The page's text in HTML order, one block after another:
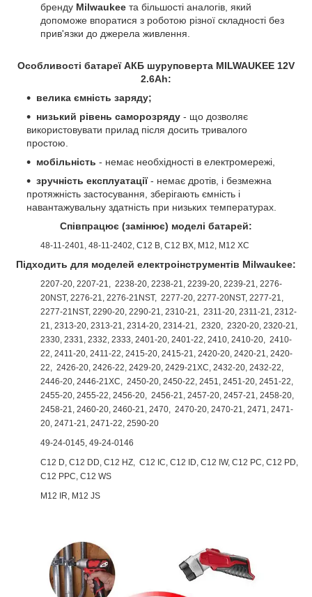
бренду Milwaukee та більшості аналогів, який
допоможе впоратися з роботою різної складності без
прив'язки до джерела живлення.
Особливості батареї АКБ шуруповерта MILWAUKEE 12V
2.6Ah:
велика ємність заряду;
низький рівень саморозряду - що дозволяє
використовувати прилад після досить тривалого
простою.
мобільність - немає необхідності в електромережі,
зручність експлуатації- немає дротів, і безмежна
протяжність застосування, зберігають ємність і
навантажувальну здатність при низьких температурах.
Співпрацює (замінює) моделі батарей:
48-11-2401, 48-11-2402, C12 B, C12 BX, M12, M12 XC
Підходить для моделей електроінструментів Milwaukee:
2207-20, 2207-21, 2238-20, 2238-21, 2239-20, 2239-21, 2276-
20NST, 2276-21, 2276-21NST, 2277-20, 2277-20NST, 2277-21,
2277-21NST, 2290-20, 2290-21, 2310-21, 2311-20, 2311-21, 2312-
21, 2313-20, 2313-21, 2314-20, 2314-21, 2320, 2320-20, 2320-21,
2330, 2331, 2332, 2333, 2401-20, 2401-22, 2410, 2410-20, 2410-
22, 2411-20, 2411-22, 2415-20, 2415-21, 2420-20, 2420-21, 2420-
22, 2426-20, 2426-22, 2429-20, 2429-21XC, 2432-20, 2432-22,
2446-20, 2446-21XC, 2450-20, 2450-22, 2451, 2451-20, 2451-22,
2455-20, 2455-22, 2456-20, 2456-21, 2457-20, 2457-21, 2458-20,
2458-21, 2460-20, 2460-21, 2470, 2470-20, 2470-21, 2471, 2471-
20, 2471-21, 2471-22, 2590-20
49-24-0145, 49-24-0146
C12 D, C12 DD, C12 HZ, C12 IC, C12 ID, C12 IW, C12 PC, C12 PD,
C12 PPC, C12 WS
M12 IR, M12 JS